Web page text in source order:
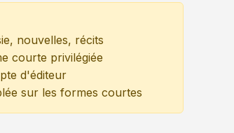
nouvelles, récits
courte privilégiée
d'éditeur
sur les formes courtes